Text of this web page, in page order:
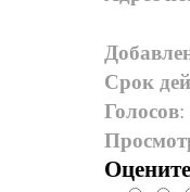
Срок
Голосов: